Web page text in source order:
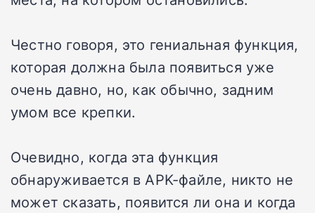
Честно говоря, это гениальная функция,
которая должна была появиться уже
очень давно, но, как обычно, задним
умом все крепки.
Очевидно, когда эта функция
обнаруживается в APK-файле, никто не
может сказать, появится ли она и когда